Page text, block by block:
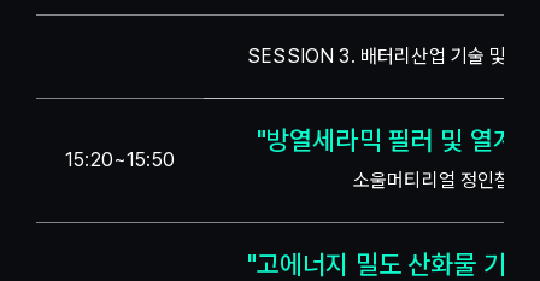
SESSION 3. 배터리산업 기술 및 소
15:20~15:50
"방열세라믹 필러 및 열계
소울머티리얼 정인철 대
"고에너지 밀도 산화물 기반